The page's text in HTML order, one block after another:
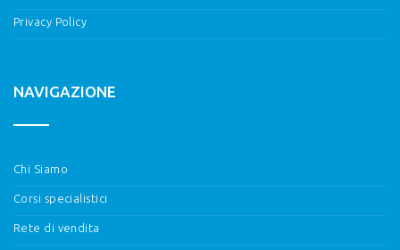
Privacy Policy
NAVIGAZIONE
Chi Siamo
Corsi specialistici
Rete di vendita